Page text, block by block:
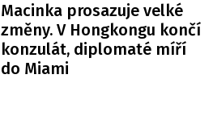
Macinka prosazuje velké
změny. V Hongkongu končí
konzulát, diplomaté míří
do Miami